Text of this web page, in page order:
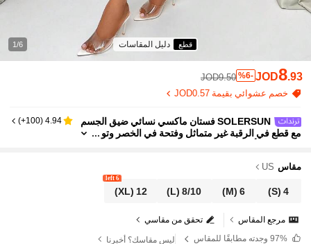
قطع دليل المقاسات 1/6
JOD8.93
%6-
JOD9.50
خصم عشوائي بقيمة JOD0.57
SOLERSUN فستان ماكسي نسائي ضيق الجسم
مع قطع في الرقبة غير متماثل وفتحة في الخصر وتو
4.94
(
100+
)
مقاس US
4
(S)
6
(M)
8/10
(L)
12
(XL)
6 left
تحقق من مقاسي
مرجع المقاس
وجدته مطابقًا للمقاس ليس مقاسك؟ أخبرنا